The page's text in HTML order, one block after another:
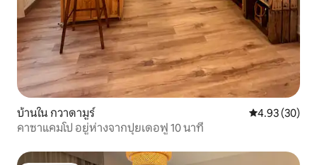
บ้านใน กวาดามูร์ คะแนนเฉลี่ย
4.93 (30)
คาซาแคมโป อยู่ห่างจากปุยเดอฟู 10 นาที